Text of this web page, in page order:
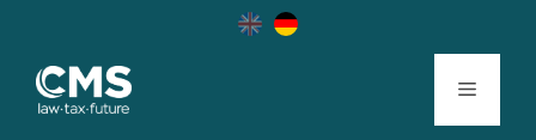
Menu